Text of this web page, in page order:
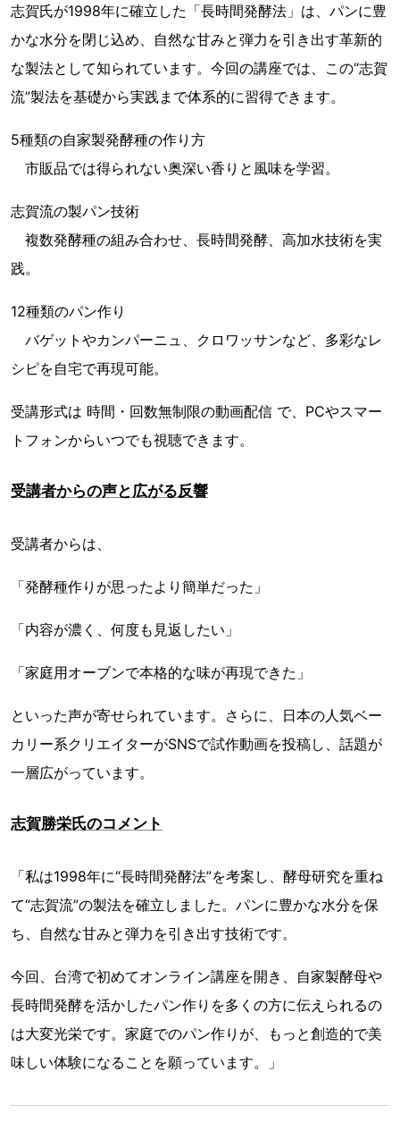
志賀氏が1998年に確立した「長時間発酵法」は、パンに豊
かな水分を閉じ込め、自然な甘みと弾力を引き出す革新的
な製法として知られています。今回の講座では、この“志賀
流”製法を基礎から実践まで体系的に習得できます。
5種類の自家製発酵種の作り方
市販品では得られない奥深い香りと風味を学習。
志賀流の製パン技術
複数発酵種の組み合わせ、長時間発酵、高加水技術を実
践。
12種類のパン作り
バゲットやカンパーニュ、クロワッサンなど、多彩なレ
シピを自宅で再現可能。
受講形式は 時間・回数無制限の動画配信 で、PCやスマー
トフォンからいつでも視聴できます。
受講者からの声と広がる反響
受講者からは、
「発酵種作りが思ったより簡単だった」
「内容が濃く、何度も見返したい」
「家庭用オーブンで本格的な味が再現できた」
といった声が寄せられています。さらに、日本の人気ベー
カリー系クリエイターがSNSで試作動画を投稿し、話題が
一層広がっています。
志賀勝栄氏のコメント
「私は1998年に“長時間発酵法”を考案し、酵母研究を重ね
て“志賀流”の製法を確立しました。パンに豊かな水分を保
ち、自然な甘みと弾力を引き出す技術です。
今回、台湾で初めてオンライン講座を開き、自家製酵母や
長時間発酵を活かしたパン作りを多くの方に伝えられるの
は大変光栄です。家庭でのパン作りが、もっと創造的で美
味しい体験になることを願っています。」